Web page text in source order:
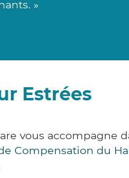
»
Estrées
vous accompagne
Compensation du